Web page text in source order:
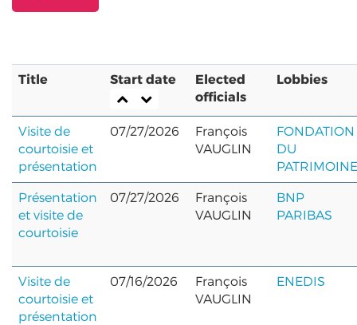
Title Start date
Elected
officials
Lobbies
Visite de
courtoisie et
présentation
07/27/2026
François
VAUGLIN
FONDATION
DU
PATRIMOINE
Présentation
et visite de
courtoisie
07/27/2026
François
VAUGLIN
BNP
PARIBAS
Visite de
courtoisie et
présentation
07/16/2026
François
VAUGLIN
ENEDIS